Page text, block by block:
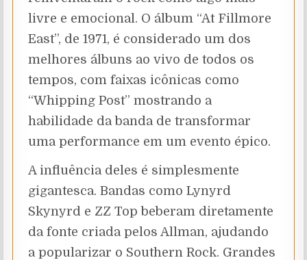
livre e emocional. O álbum “At Fillmore
East”, de 1971, é considerado um dos
melhores álbuns ao vivo de todos os
tempos, com faixas icônicas como
“Whipping Post” mostrando a
habilidade da banda de transformar
uma performance em um evento épico.
A influência deles é simplesmente
gigantesca. Bandas como Lynyrd
Skynyrd e ZZ Top beberam diretamente
da fonte criada pelos Allman, ajudando
a popularizar o Southern Rock. Grandes